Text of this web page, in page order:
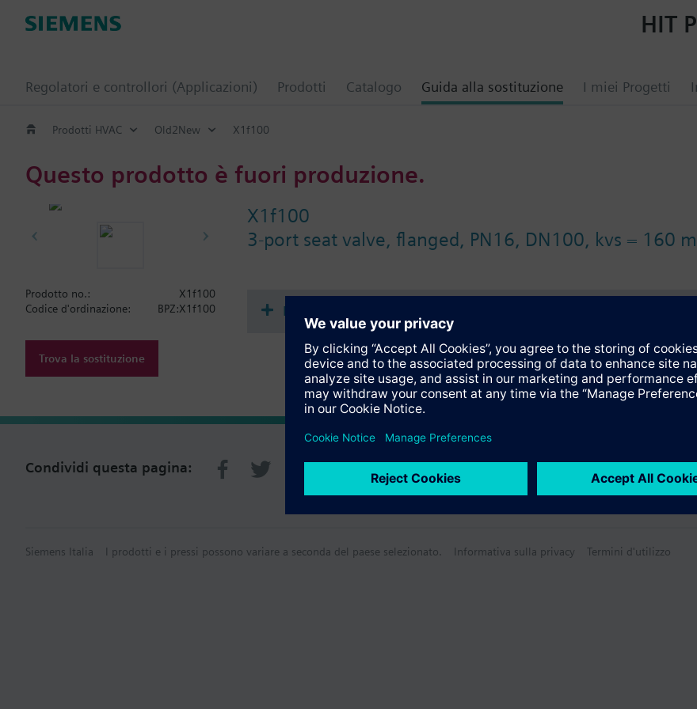
Regolatori e controllori (Applicazioni) Prodotti Catalogo Guida alla sostituzione I miei Progetti
HIT
Prodotti HVAC Old2New X1f100
Questo prodotto è fuori produzione.
X1f100
3-port seat valve, flanged, PN16, DN100, kvs = 160
Prodotto no.:
X1f100
Codice d'ordinazione:
BPZ:X1f100
Trova la sostituzione
Documenti
Condividi questa pagina:
Siemens Italia I prodotti e i pressi possono variare a seconda del paese selezionato. Informativa sulla privacy Termini d'utilizzo